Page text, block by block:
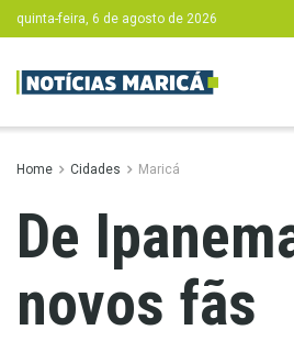
quinta-feira, 6 de agosto de 2026
Home Cidades Maricá
De
novos fãs